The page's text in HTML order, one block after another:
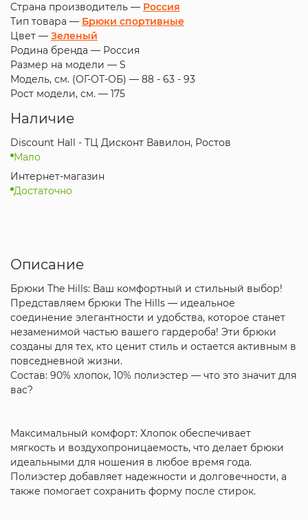
Страна производитель — Россия
Тип товара — Брюки спортивные
Цвет — Зеленый
Родина бренда — Россия
Размер на модели — S
Модель, см. (ОГ-ОТ-ОБ) — 88 - 63 - 93
Рост модели, см. — 175
Наличие
Discount Hall - ТЦ Дисконт Вавилон, Ростов
Мало
Интернет-магазин
Достаточно
Описание
Брюки The Hills: Ваш комфортный и стильный выбор!
Представляем брюки The Hills — идеальное
соединение элегантности и удобства, которое станет
незаменимой частью вашего гардероба! Эти брюки
созданы для тех, кто ценит стиль и остается активным в
повседневной жизни.
Состав: 90% хлопок, 10% полиэстер — что это значит для
вас?
Максимальный комфорт: Хлопок обеспечивает
мягкость и воздухопроницаемость, что делает брюки
идеальными для ношения в любое время года.
Полиэстер добавляет надежности и долговечности, а
также помогает сохранить форму после стирок.